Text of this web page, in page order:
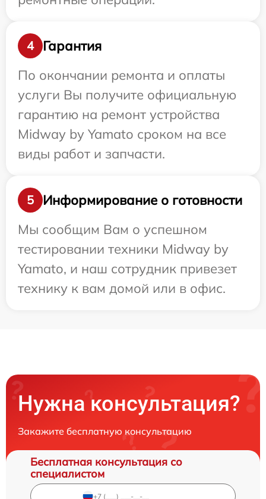
4
Гарантия
По окончании ремонта и оплаты
услуги Вы получите официальную
гарантию на ремонт устройства
Midway by Yamato сроком на все
виды работ и запчасти.
5
Информирование о готовности
Мы сообщим Вам о успешном
тестировании техники Midway by
Yamato, и наш сотрудник привезет
технику к вам домой или в офис.
Нужна консультация?
Закажите бесплатную консультацию
Бесплатная консультация со
специалистом